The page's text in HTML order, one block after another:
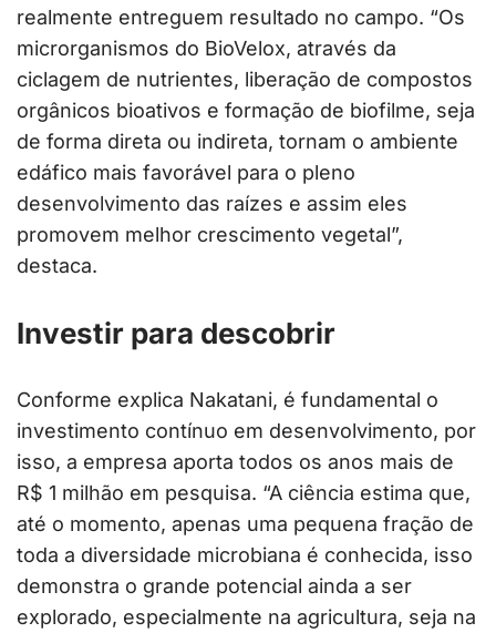
realmente entreguem resultado no campo. “Os
microrganismos do BioVelox, através da
ciclagem de nutrientes, liberação de compostos
orgânicos bioativos e formação de biofilme, seja
de forma direta ou indireta, tornam o ambiente
edáfico mais favorável para o pleno
desenvolvimento das raízes e assim eles
promovem melhor crescimento vegetal”,
destaca.
Investir para descobrir
Conforme explica Nakatani, é fundamental o
investimento contínuo em desenvolvimento, por
isso, a empresa aporta todos os anos mais de
R$ 1 milhão em pesquisa. “A ciência estima que,
até o momento, apenas uma pequena fração de
toda a diversidade microbiana é conhecida, isso
demonstra o grande potencial ainda a ser
explorado, especialmente na agricultura, seja na